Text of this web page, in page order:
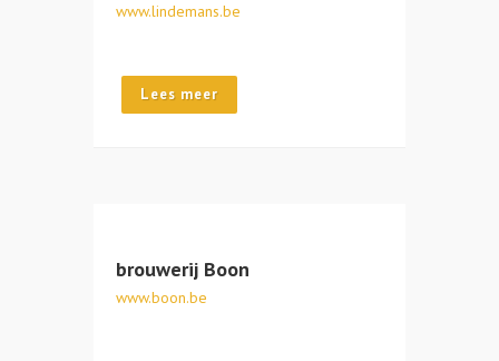
www.lindemans.be
Lees meer
brouwerij Boon
www.boon.be